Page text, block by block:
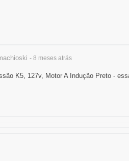
- 8 meses atrás
K5, 127v, Motor A Indução Preto -